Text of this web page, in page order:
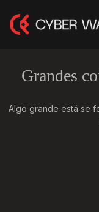
Grandes
Algo grande está se